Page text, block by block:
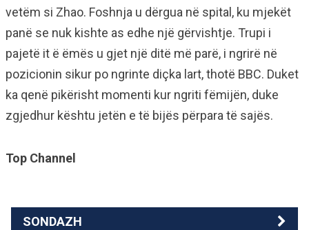
vetëm si Zhao. Foshnja u dërgua në spital, ku mjekët
panë se nuk kishte as edhe një gërvishtje. Trupi i
pajetë it ë ëmës u gjet një ditë më parë, i ngrirë në
pozicionin sikur po ngrinte diçka lart, thotë BBC. Duket
ka qenë pikërisht momenti kur ngriti fëmijën, duke
zgjedhur kështu jetën e të bijës përpara të sajës.
Top Channel
SONDAZH